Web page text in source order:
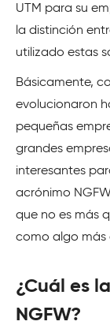
UTM para su
la distinción
utilizado estas
Básicamente,
evolucionaron
pequeñas
grandes
interesantes
acrónimo
que no es más
como algo más
¿Cuál es
NGFW?